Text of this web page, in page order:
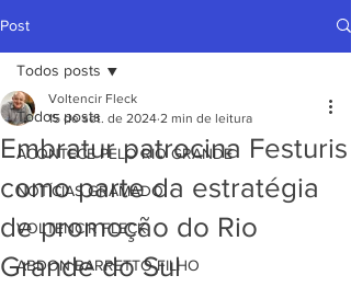
Post
Todos posts
ACONTECE PELO RIO GRANDE
NOTÍCIAS GRAMADO
VOLTENCIR FLECK
ABDON BARRETTO FILHO
Todos posts
Embratur patrocina Festuris
como parte da estratégia
de promoção do Rio
Grande do Sul
Voltencir Fleck
15 de set. de 2024 2 min de leitura